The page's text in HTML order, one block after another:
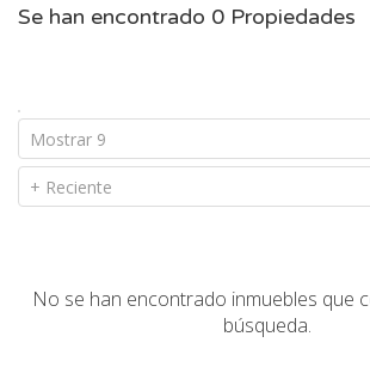
Se han encontrado 0 Propiedades
Mostrar 9
+ Reciente
No se han encontrado inmuebles que
búsqueda.